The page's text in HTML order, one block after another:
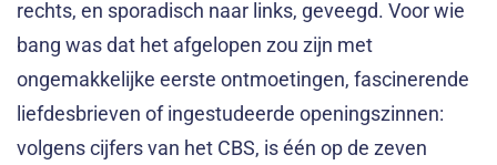
rechts, en sporadisch naar links, geveegd. Voor wie
bang was dat het afgelopen zou zijn met
ongemakkelijke eerste ontmoetingen, fascinerende
liefdesbrieven of ingestudeerde openingszinnen:
volgens cijfers van het CBS, is één op de zeven